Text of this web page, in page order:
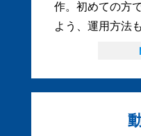
作。初めての方
よう、運用方法